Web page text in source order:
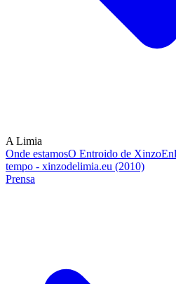
A Limia
Onde estamosO Entroido de Xinzo
tempo - xinzodelimia.eu (2010)
Prensa